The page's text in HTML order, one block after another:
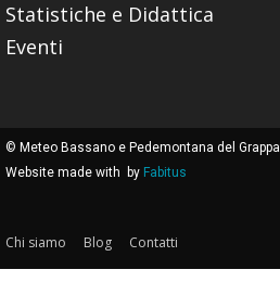
Statistiche e Didattica
Eventi
© Meteo Bassano e Pedemontana del Grappa
Website made with
by Fabitus
Chi siamo Blog Contatti